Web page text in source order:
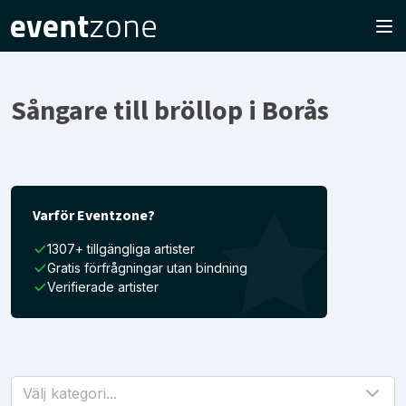
Sångare till bröllop i Borås
Varför Eventzone?
1307+ tillgängliga artister
Gratis förfrågningar utan bindning
Verifierade artister
Välj kategori...